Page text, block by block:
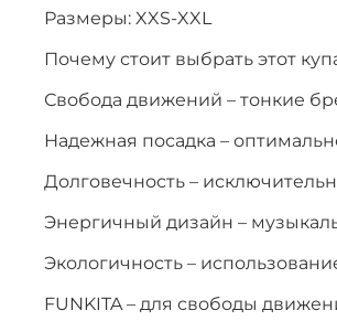
Размеры: XXS-XXL
Почему стоит выбрать этот
Свобода движений – тонкие
Надежная посадка –
Долговечность –
Энергичный дизайн –
Экологичность –
FUNKITA – для свободы